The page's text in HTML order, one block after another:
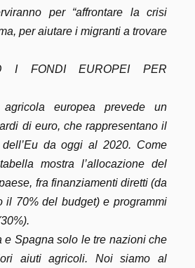
per “affrontare la crisi
per aiutare i migranti a trovare
I FONDI EUROPEI PER
agricola europea prevede un
di euro, che rappresentano il
da oggi al 2020. Come
mostra l’allocazione del
fra finanziamenti diretti (da
il 70% del budget) e programmi
e Spagna solo le tre nazioni che
aiuti agricoli. Noi siamo al